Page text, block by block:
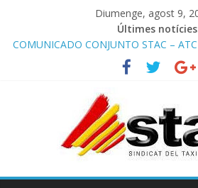
Diumenge, agost 9,
Últimes
COMUNICADO CONJUNTO STAC – ATC
Comunicado STAC/ ATC de la reunión
‘Esquadra del aeropuerto de Barcelona.
Programa de Radio TAXI LIBRE
STAC/ATC SOLICITAN TAULA TÈCNICA
OPERATIVA DE ENTRADA EN EL
Programa de Radio TAXI LIBRE